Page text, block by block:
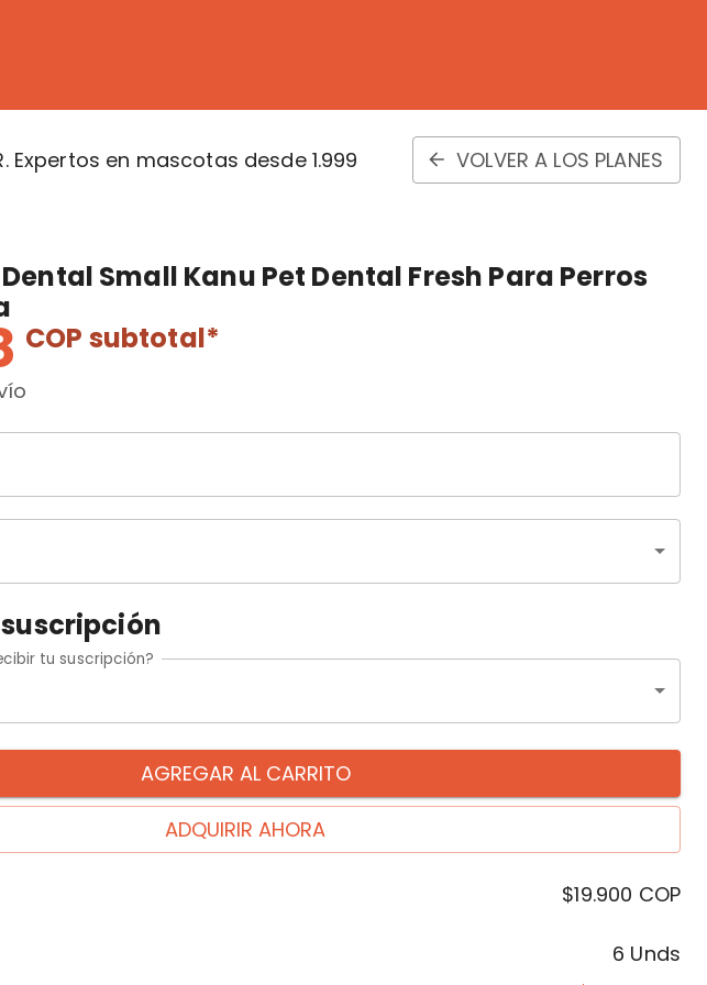
Expertos en mascotas desde 1.999 VOLVER A LOS PLANES
Small Kanu Pet Dental Fresh Para Perros
COP subtotal*
tu suscripción?
AGREGAR AL CARRITO
ADQUIRIR AHORA
$19.900 COP
6 Unds